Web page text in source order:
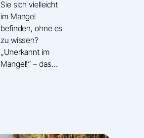
rostet – Die
Wahrheit über
das vergessene
Eisen-Optimum
Sie sich vielleicht
im Mangel
befinden, ohne es
zu wissen?
„Unerkannt im
Mangel!“ – das…